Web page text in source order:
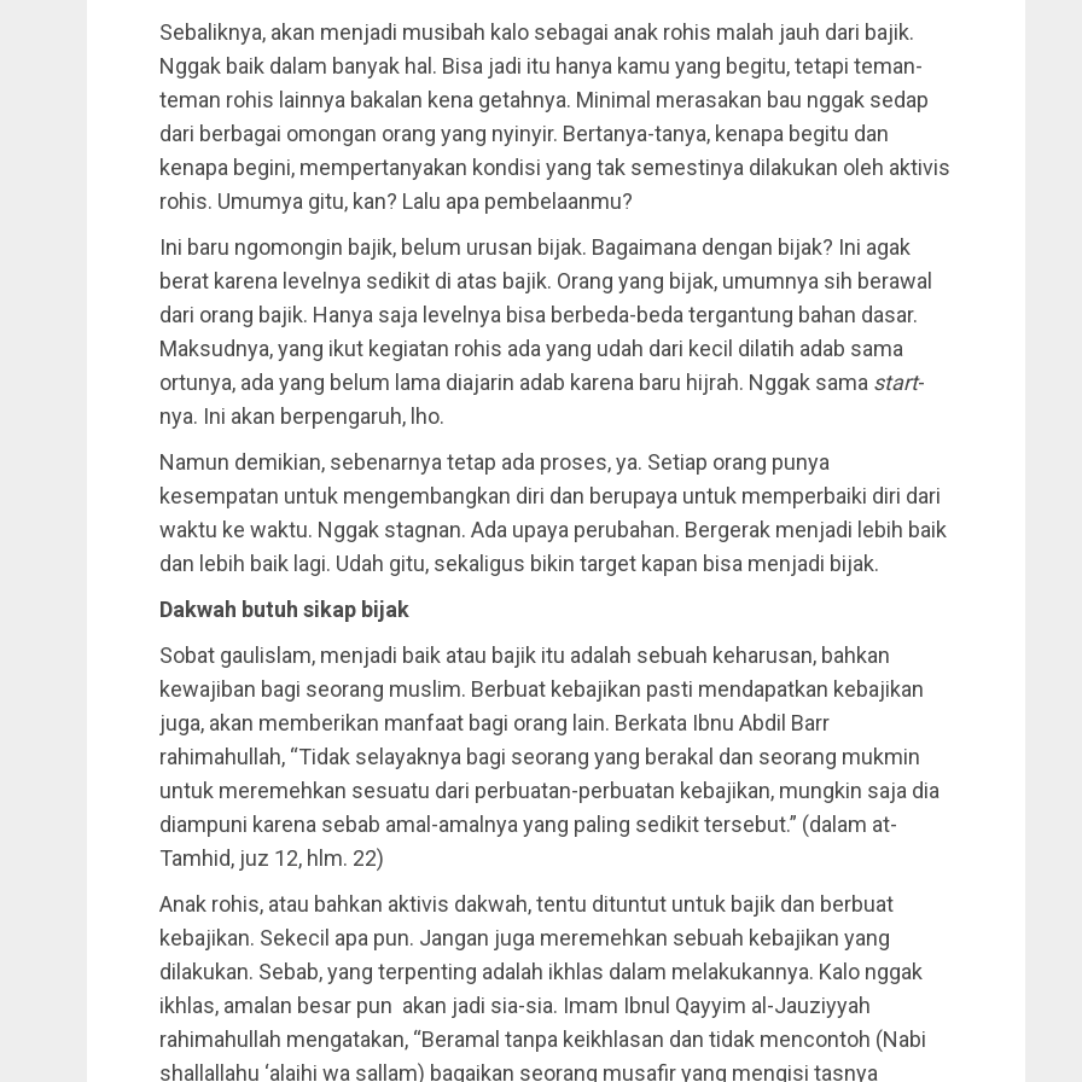
Sebaliknya, akan menjadi musibah kalo sebagai anak rohis malah jauh dari bajik.
Nggak baik dalam banyak hal. Bisa jadi itu hanya kamu yang begitu, tetapi teman-
teman rohis lainnya bakalan kena getahnya. Minimal merasakan bau nggak sedap
dari berbagai omongan orang yang nyinyir. Bertanya-tanya, kenapa begitu dan
kenapa begini, mempertanyakan kondisi yang tak semestinya dilakukan oleh aktivis
rohis. Umumya gitu, kan? Lalu apa pembelaanmu?
Ini baru ngomongin bajik, belum urusan bijak. Bagaimana dengan bijak? Ini agak
berat karena levelnya sedikit di atas bajik. Orang yang bijak, umumnya sih berawal
dari orang bajik. Hanya saja levelnya bisa berbeda-beda tergantung bahan dasar.
Maksudnya, yang ikut kegiatan rohis ada yang udah dari kecil dilatih adab sama
ortunya, ada yang belum lama diajarin adab karena baru hijrah. Nggak sama start-
nya. Ini akan berpengaruh, lho.
Namun demikian, sebenarnya tetap ada proses, ya. Setiap orang punya
kesempatan untuk mengembangkan diri dan berupaya untuk memperbaiki diri dari
waktu ke waktu. Nggak stagnan. Ada upaya perubahan. Bergerak menjadi lebih baik
dan lebih baik lagi. Udah gitu, sekaligus bikin target kapan bisa menjadi bijak.
Dakwah butuh sikap bijak
Sobat gaulislam, menjadi baik atau bajik itu adalah sebuah keharusan, bahkan
kewajiban bagi seorang muslim. Berbuat kebajikan pasti mendapatkan kebajikan
juga, akan memberikan manfaat bagi orang lain. Berkata Ibnu Abdil Barr
rahimahullah, “Tidak selayaknya bagi seorang yang berakal dan seorang mukmin
untuk meremehkan sesuatu dari perbuatan-perbuatan kebajikan, mungkin saja dia
diampuni karena sebab amal-amalnya yang paling sedikit tersebut.” (dalam at-
Tamhid, juz 12, hlm. 22)
Anak rohis, atau bahkan aktivis dakwah, tentu dituntut untuk bajik dan berbuat
kebajikan. Sekecil apa pun. Jangan juga meremehkan sebuah kebajikan yang
dilakukan. Sebab, yang terpenting adalah ikhlas dalam melakukannya. Kalo nggak
ikhlas, amalan besar pun akan jadi sia-sia. Imam Ibnul Qayyim al-Jauziyyah
rahimahullah mengatakan, “Beramal tanpa keikhlasan dan tidak mencontoh (Nabi
shallallahu ‘alaihi wa sallam) bagaikan seorang musafir yang mengisi tasnya